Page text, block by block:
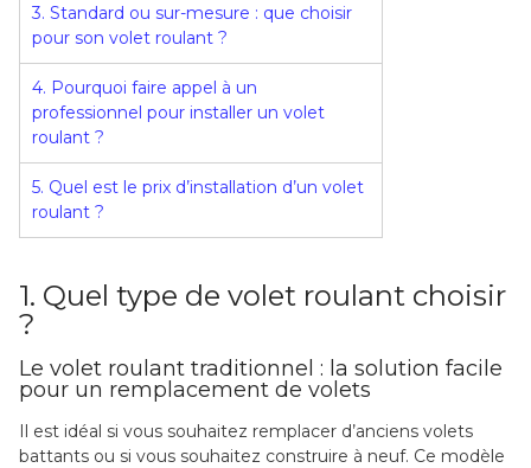
3. Standard ou sur-mesure : que choisir
pour son volet roulant ?
4. Pourquoi faire appel à un
professionnel pour installer un volet
roulant ?
5. Quel est le prix d’installation d’un volet
roulant ?
1. Quel type de volet roulant choisir
?
Le volet roulant traditionnel : la solution facile
pour un remplacement de volets
Il est idéal si vous souhaitez remplacer d’anciens volets
battants ou si vous souhaitez construire à neuf. Ce modèle